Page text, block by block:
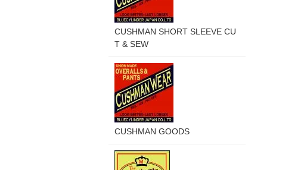
CUSHMAN SHORT SLEEVE CU
T & SEW
CUSHMAN GOODS